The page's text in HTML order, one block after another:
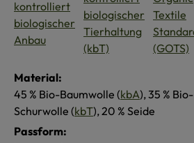
Material:
45 % Bio-Baumwolle (kbA), 35 % Bio-
Schurwolle (kbT), 20 % Seide
Passform: